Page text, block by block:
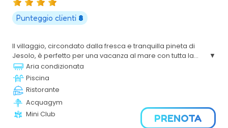
Punteggio clienti 8
Il villaggio, circondato dalla fresca e tranquilla pineta di
Jesolo, è perfetto per una vacanza al mare con tutta la
famiglia, con i servizi tipici di una delle destinazioni
turistiche balneari più famose d’Italia. Lunghe spiagge di
sabbia fine, una piscina immersa nel verde, ristorazione di
ottimo livello, mobilhome curatissime e perfette in ogni
dettaglio: un’offerta in grado di accontentare anche
l’ospite più esigente. Tantissime le attività: dai tornei
sportivi ai giochi e agli spettacoli serali, senza dimenticare
Aria condizionata
Piscina
Ristorante
Acquagym
Mini Club
PRENOTA